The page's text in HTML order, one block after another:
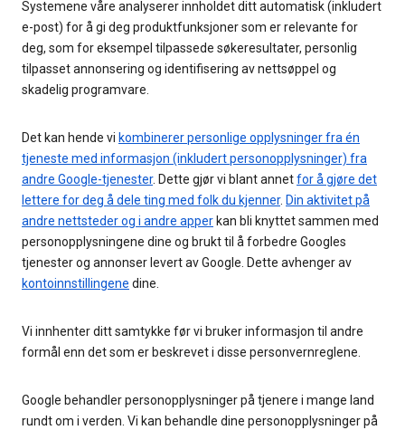
Systemene våre analyserer innholdet ditt automatisk (inkludert
e-post) for å gi deg produktfunksjoner som er relevante for
deg, som for eksempel tilpassede søkeresultater, personlig
tilpasset annonsering og identifisering av nettsøppel og
skadelig programvare.
Det kan hende vi kombinerer personlige opplysninger fra én
tjeneste med informasjon (inkludert personopplysninger) fra
andre Google-tjenester. Dette gjør vi blant annetfor å gjøre det
lettere for deg å dele ting med folk du kjenner. Din aktivitet på
andre nettsteder og i andre apper kan bli knyttet sammen med
personopplysningene dine og brukt til å forbedre Googles
tjenester og annonser levert av Google. Dette avhenger av
kontoinnstillingene dine.
Vi innhenter ditt samtykke før vi bruker informasjon til andre
formål enn det som er beskrevet i disse personvernreglene.
Google behandler personopplysninger på tjenere i mange land
rundt om i verden. Vi kan behandle dine personopplysninger på